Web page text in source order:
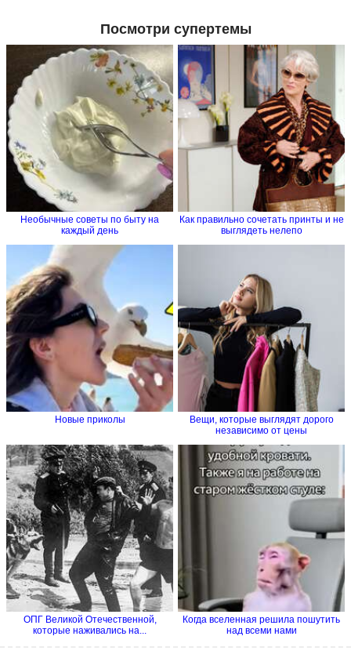
Посмотри супертемы
Необычные советы по быту на
каждый день
Как правильно сочетать принты и не
выглядеть нелепо
Новые приколы
Вещи, которые выглядят дорого
независимо от цены
ОПГ Великой Отечественной,
которые наживались на...
Когда вселенная решила пошутить
над всеми нами